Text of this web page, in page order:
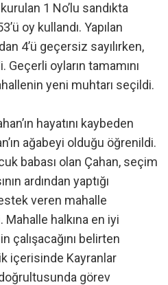
1 No’lu sandıkta
oy kullandı. Yapılan
4’ü geçersiz sayılırken,
oyların tamamını
yeni muhtarı seçildi.
hayatını kaybeden
ağabeyi olduğu öğrenildi.
babası olan Çahan, seçim
ardından yaptığı
veren mahalle
halkına en iyi
çalışacağını belirten
içerisinde Kayranlar
görev